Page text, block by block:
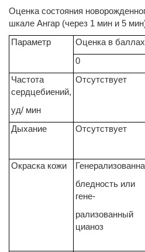
Оценка состояния
шкале Ангар (через 1 мин и 5
Параметр
Оценка в баллах
0
Частота
сердцебиений,
уд/ мин
Отсутствует
Дыхание Отсутствует
Окраска кожи
бледность или
гене-
рализованный
цианоз